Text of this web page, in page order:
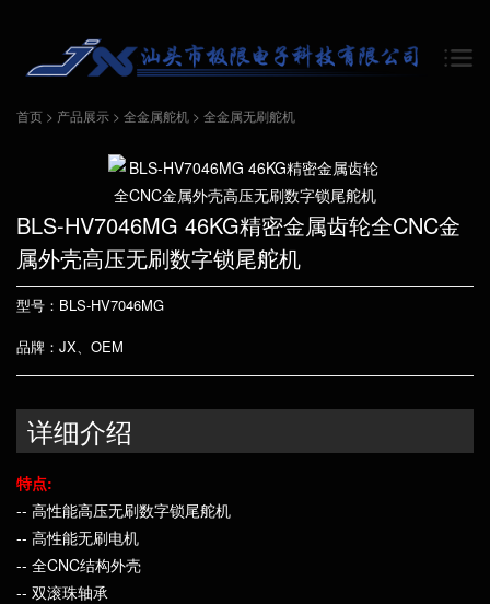
首页 > 产品展示 > 全金属舵机 > 全金属无刷舵机
BLS-HV7046MG 46KG精密金属齿轮全CNC金
属外壳高压无刷数字锁尾舵机
型号：BLS-HV7046MG
品牌：JX、OEM
详细介绍
特点:
-- 高性能高压无刷数字锁尾舵机
-- 高性能无刷电机
-- 全CNC结构外壳
-- 双滚珠轴承